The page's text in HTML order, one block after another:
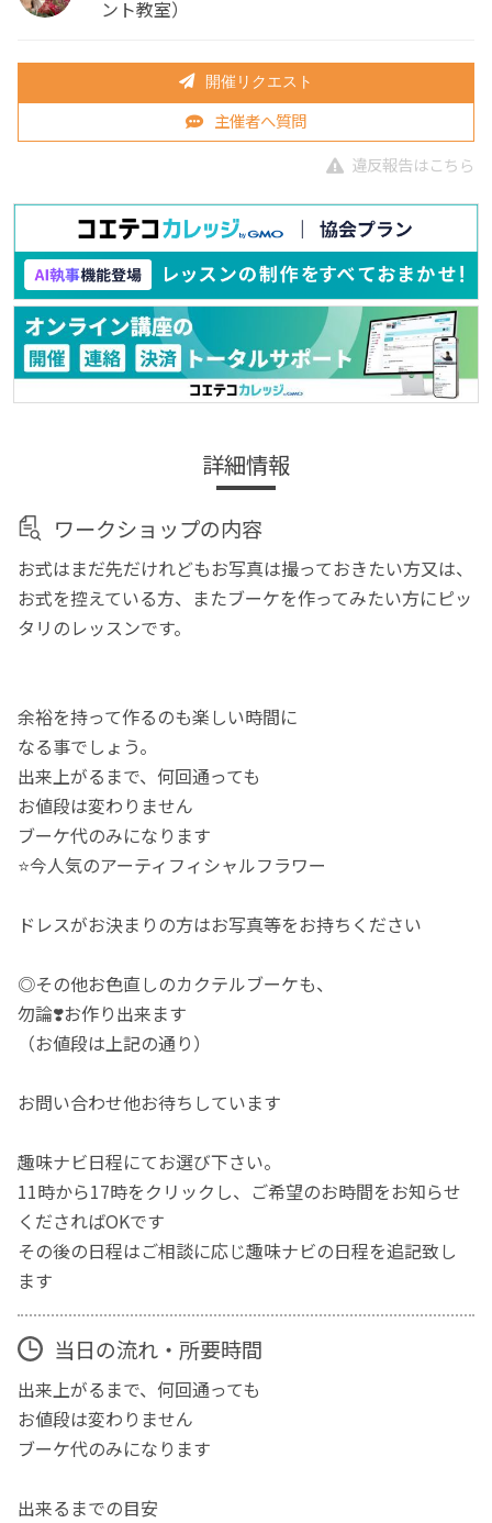
ント教室）
開催リクエスト
主催者へ質問
違反報告はこちら
詳細情報
ワークショップの内容
お式はまだ先だけれどもお写真は撮っておきたい方又は、
お式を控えている方、またブーケを作ってみたい方にピッ
タリのレッスンです。
余裕を持って作るのも楽しい時間に
なる事でしょう。
出来上がるまで、何回通っても
お値段は変わりません
ブーケ代のみになります
⭐️今人気のアーティフィシャルフラワー
ドレスがお決まりの方はお写真等をお持ちください
◎その他お色直しのカクテルブーケも、
勿論❣️お作り出来ます
（お値段は上記の通り）
お問い合わせ他お待ちしています
趣味ナビ日程にてお選び下さい。
11時から17時をクリックし、ご希望のお時間をお知らせ
くださればOKです
その後の日程はご相談に応じ趣味ナビの日程を追記致し
ます
当日の流れ・所要時間
出来上がるまで、何回通っても
お値段は変わりません
ブーケ代のみになります
出来るまでの目安